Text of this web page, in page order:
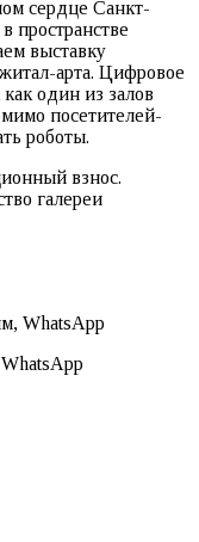
сердце Санкт-
пространстве
выставку
арта. Цифровое
один из залов
посетителей-
роботы.
взнос.
галереи
WhatsApp